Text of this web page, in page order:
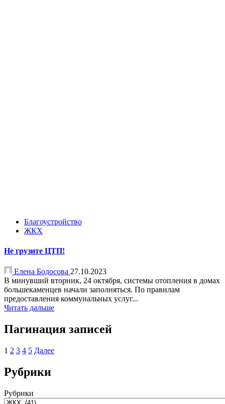
Благоустройство
ЖКХ
Не грузите ЦТП!
Елена Бодосова 27.10.2023
В минувший вторник, 24 октября, системы отопления в домах
большекаменцев начали заполняться. По правилам
предоставления коммунальных услуг...
Читать дальше
Пагинация записей
1 2 3 4 5 Далее
Рубрики
Рубрики